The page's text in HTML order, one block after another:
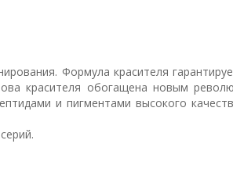
Формула красителя
красителя обогащена новым
и пигментами высокого